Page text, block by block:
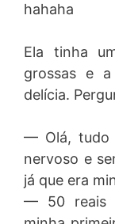
hahaha
Ela tinha
grossas e
delícia.
— Olá, tudo
nervoso e
já que era
— 50 reais